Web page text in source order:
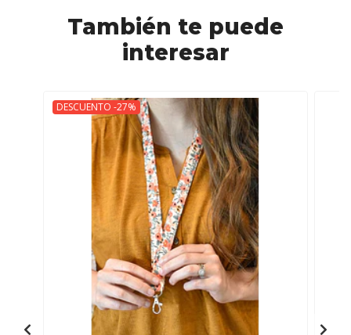
También te puede
interesar
DESCUENTO -27%